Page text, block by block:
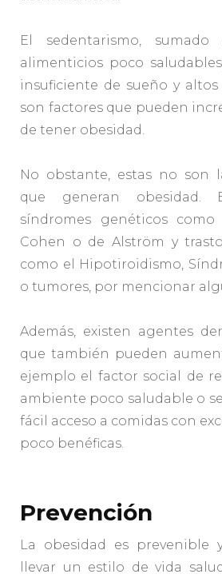
El sedentarismo,
alimenticios poco
insuficiente de sueño y altos
son factores que pueden
de tener obesidad.
No obstante, estas no son
que generan obesidad.
síndromes genéticos
Cohen o de Alström y
como el Hipotiroidismo,
o tumores, por mencionar
Además, existen agentes
que también pueden
ejemplo el factor social de
ambiente poco saludable o
fácil acceso a comidas con
poco benéficas.
Prevención
La obesidad es prevenible
llevar un estilo de vida